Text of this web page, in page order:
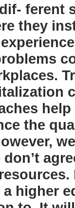
ferent
they
the
higher